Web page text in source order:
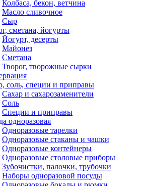
Колбаса, бекон, ветчина
Масло сливочное
Сыр
сметана, йогурты
Йогурт, десерты
Майонез
Сметана
Творог, творожные сырки
соль, специи и приправы
Сахар и сахарозаменители
Соль
Специи и приправы
одноразовая
Одноразовые тарелки
Одноразовые стаканы и чашки
Одноразовые контейнеры
Одноразовые столовые приборы
Зубочистки, палочки, трубочки
Наборы одноразовой посуды